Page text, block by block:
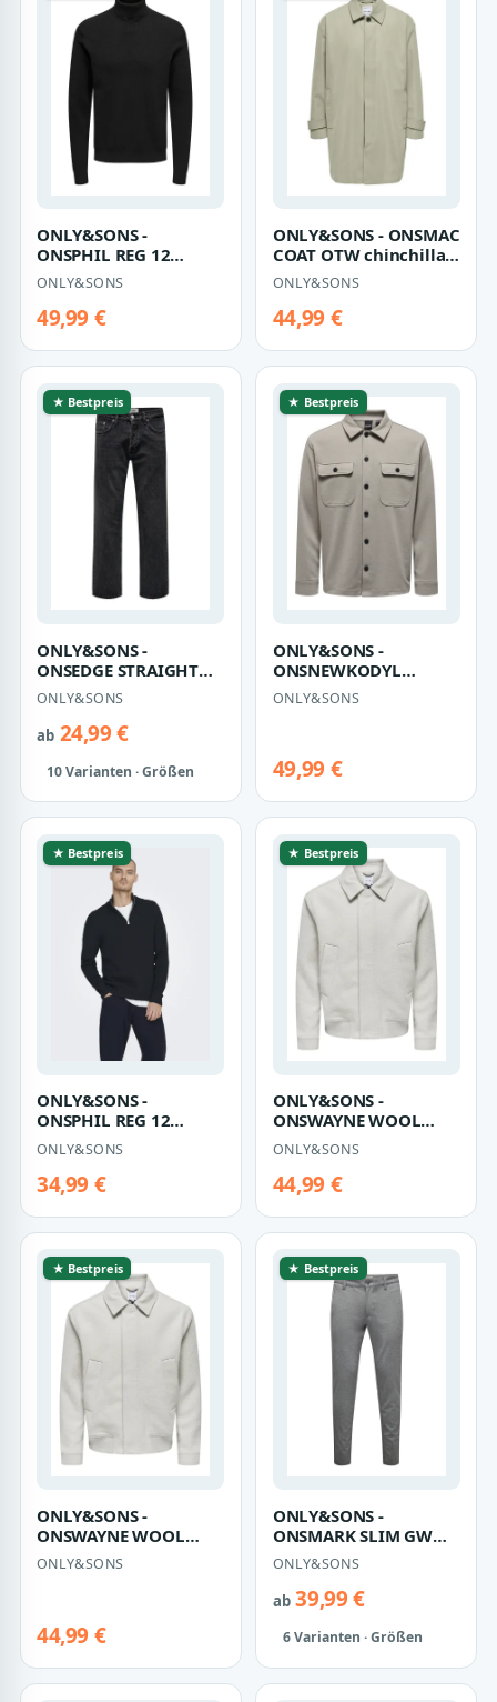
ONLY&SONS -
ONSPHIL REG 12
STRUC ROLL NECK
KNIT black - Gr. - S
ONLY&SONS
49,99 €
ONLY&SONS - ONSMAC
COAT OTW chinchilla -
Gr. - XXL
ONLY&SONS
44,99 €
★ Bestpreis
ONLY&SONS -
ONSEDGE STRAIGHT
BLACK 6985 TAI DNM
NOOS Black Denim -
Gr.…
ONLY&SONS
ab24,99 €
10 Varianten · Größen
★ Bestpreis
ONLY&SONS -
ONSNEWKODYL
OVERSHIRT SWEAT
NOOS Vintage Khaki -
ONLY&SONS
49,99 €
★ Bestpreis
ONLY&SONS -
ONSPHIL REG 12
STRUC HALF ZIP KNIT
NOOS Dark Navy - Gr. -
…
ONLY&SONS
34,99 €
★ Bestpreis
ONLY&SONS -
ONSWAYNE WOOL
BOMBER OTW - Gr. - L
ONLY&SONS
44,99 €
★ Bestpreis
ONLY&SONS -
ONSWAYNE WOOL
BOMBER OTW - Gr. -
XXL
ONLY&SONS
44,99 €
★ Bestpreis
ONLY&SONS -
ONSMARK SLIM GW
0209 PANT NOOS
Medium Grey
Melange - Gr. -…
ONLY&SONS
ab39,99 €
6 Varianten · Größen